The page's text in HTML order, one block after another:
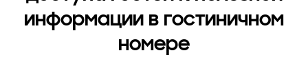
информации в гостиничном
номере